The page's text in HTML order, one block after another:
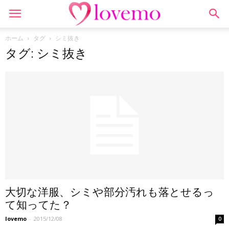
ホーム タグ シミ抜き
タグ: シミ抜き
大切な洋服、シミや部分汚れも落とせるっ
て知ってた？
lovemo - 2015/12/08 0